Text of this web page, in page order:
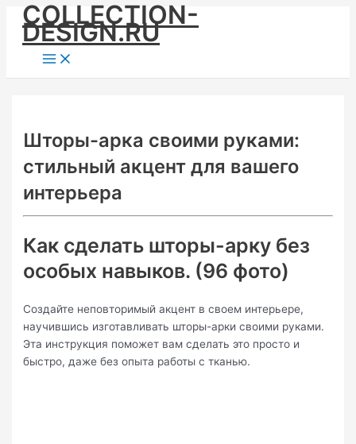
Skip
content
COLLECTION-
DESIGN.RU
Main
Menu
Шторы-арка своими руками:
стильный акцент для вашего
интерьера
Как сделать шторы-арку без
особых навыков. (96 фото)
Создайте неповторимый акцент в своем интерьере,
научившись изготавливать шторы-арки своими руками.
Эта инструкция поможет вам сделать это просто и
быстро, даже без опыта работы с тканью.